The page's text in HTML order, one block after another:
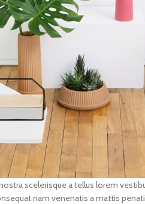
scelerisque a tellus lorem
nam venenatis a mattis